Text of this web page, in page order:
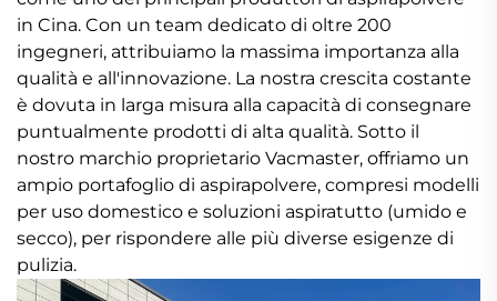
in Cina. Con un team dedicato di oltre 200
ingegneri, attribuiamo la massima importanza alla
qualità e all'innovazione. La nostra crescita costante
è dovuta in larga misura alla capacità di consegnare
puntualmente prodotti di alta qualità. Sotto il
nostro marchio proprietario Vacmaster, offriamo un
ampio portafoglio di aspirapolvere, compresi modelli
per uso domestico e soluzioni aspiratutto (umido e
secco), per rispondere alle più diverse esigenze di
pulizia.